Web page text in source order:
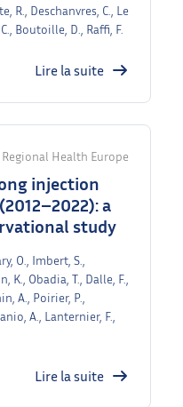
R., Deschanvres, C., Le
Boutoille, D., Raffi, F.
Lire la suite
Health Europe
injection
a
study
O., Imbert, S.,
Obadia, T., Dalle, F.,
A., Poirier, P.,
A., Lanternier, F.,
Lire la suite